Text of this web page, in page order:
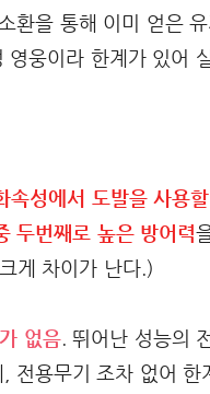
환을 통해 이미 얻은
웅이라 한계가 있어
속성에서 도발을 사용
두번째로 높은 방어력
게 차이가 난다.)
없음. 뛰어난 성능의
전용무기 조차 없어